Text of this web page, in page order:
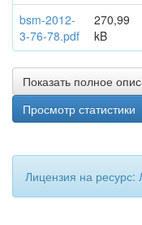
bsm-2012-
3-76-78.pdf
270,99
kB
Показать полное
Просмотр статистики
Лицензия на ресурс: